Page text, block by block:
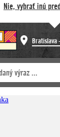
Nie, vybrať inú
Bratislava